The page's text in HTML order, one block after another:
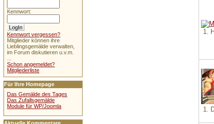
1.
1.
Kennwort:
Kennwort vergessen?
Mitglieder können ihre
Lieblingsgemälde verwalten,
im Forum diskutieren u.v.m.
Schon angemeldet?
Mitgliederliste
Für Ihre Homepage
Das Gemälde des Tages
Das Zufallsgemälde
Module für WP/Joomla